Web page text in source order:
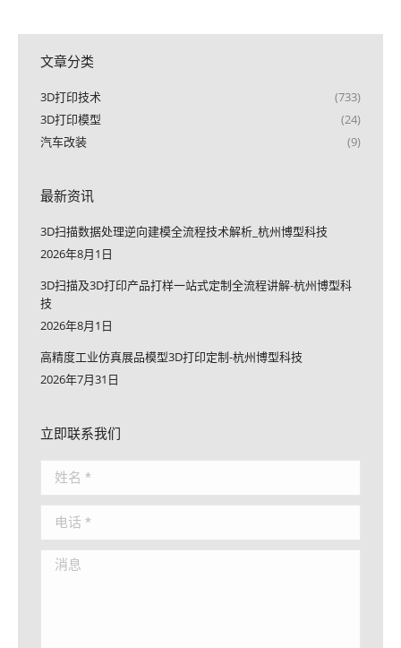
文章分类
3D打印技术
(733)
3D打印模型
(24)
汽车改装
(9)
最新资讯
3D扫描数据处理逆向建模全流程技术解析_杭州博型科技
2026年8月1日
3D扫描及3D打印产品打样一站式定制全流程讲解-杭州博型科
技
2026年8月1日
高精度工业仿真展品模型3D打印定制-杭州博型科技
2026年7月31日
立即联系我们
姓名 *
电话 *
消息